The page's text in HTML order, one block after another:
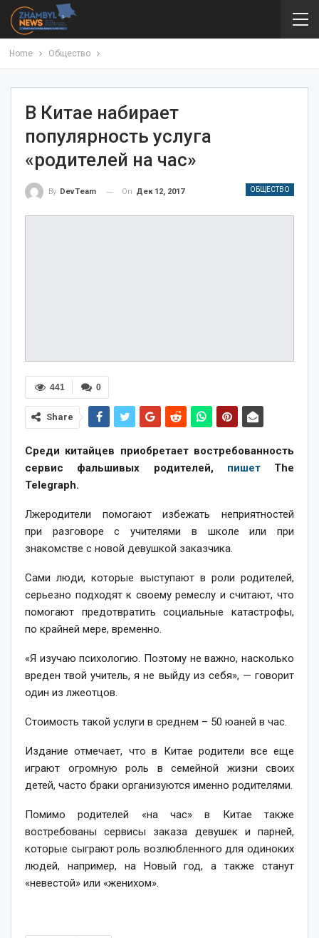
Home Общество
В Китае набирает
популярность услуга
«родителей на час»
ОБЩЕСТВО
By DevTeam On Дек 12, 2017
0
441
Share
Среди китайцев приобретает востребованность
сервис фальшивых родителей, пишетThe
Telegraph.
Лжеродители помогают избежать неприятностей
при разговоре с учителями в школе или при
знакомстве с новой девушкой заказчика.
Сами люди, которые выступают в роли родителей,
серьезно подходят к своему ремеслу и считают, что
помогают предотвратить социальные катастрофы,
по крайней мере, временно.
«Я изучаю психологию. Поэтому не важно, насколько
вреден твой учитель, я не выйду из себя», — говорит
один из лжеотцов.
Стоимость такой услуги в среднем – 50 юаней в час.
Издание отмечает, что в Китае родители все еще
играют огромную роль в семейной жизни своих
детей, часто браки организуются именно родителями.
Помимо родителей «на час» в Китае также
востребованы сервисы заказа девушек и парней,
которые сыграют роль возлюбленного для одиноких
людей, например, на Новый год, а также станут
«невестой» или «женихом».